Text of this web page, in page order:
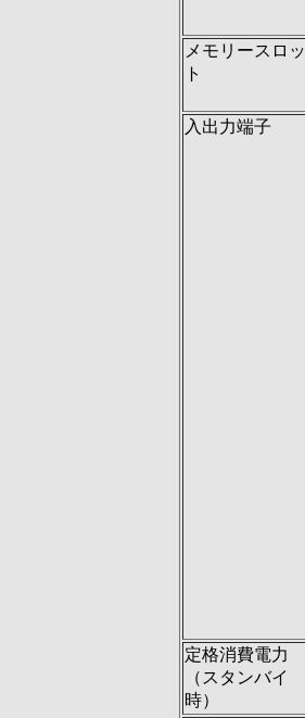
メモリースロッ
ト
入出力端子
定格消費電力
（スタンバイ
時）